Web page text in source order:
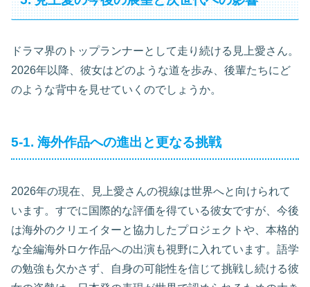
ドラマ界のトップランナーとして走り続ける見上愛さん。
2026年以降、彼女はどのような道を歩み、後輩たちにど
のような背中を見せていくのでしょうか。
5-1. 海外作品への進出と更なる挑戦
2026年の現在、見上愛さんの視線は世界へと向けられて
います。すでに国際的な評価を得ている彼女ですが、今後
は海外のクリエイターと協力したプロジェクトや、本格的
な全編海外ロケ作品への出演も視野に入れています。語学
の勉強も欠かさず、自身の可能性を信じて挑戦し続ける彼